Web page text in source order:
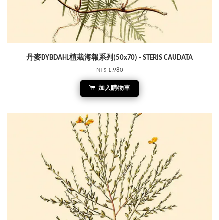
丹麥DYBDAHL植栽海報系列(50x70) - STERIS CAUDATA
NT$ 1,980
加入購物車